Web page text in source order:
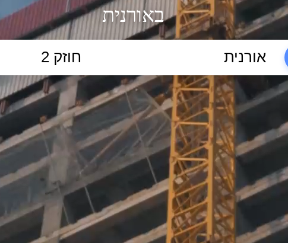
באורנית
הקלידו נושא לימוד...
ללמוד אונליין
ללמוד
פרונטלי
כל תיכון השכלה גבוהה הפרעות קשב וריכוז